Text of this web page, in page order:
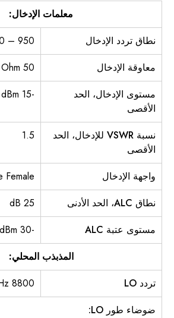
معلمات الإدخال:
نطاق تردد الإدخال
950 – 1950 MHz
معاوقة الإدخال
50 Ohm
مستوى الإدخال، الحد
الأقصى
-15 dBm
نسبة VSWR للإدخال، الحد
الأقصى
1.5
واجهة الإدخال
Female
نطاق ALC، الحد الأدنى
25 dB
مستوى عتبة ALC
-30 dBm
المذبذب المحلي:
تردد LO
8800 MHz
ضوضاء طور LO: